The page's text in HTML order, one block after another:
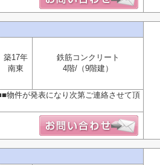
築17年
南東
鉄筋コンクリート
4階/（9階建）
物件が発表になり次第ご連絡させて頂